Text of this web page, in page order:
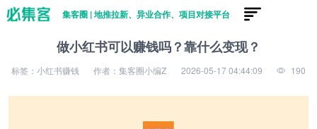
集客圈 | 地推拉新、异业合作、项目对接平台
做小红书可以赚钱吗？靠什么变现？
标签：小红书赚钱 作者：集客圈小编Z 2026-05-17 04:44:09 190